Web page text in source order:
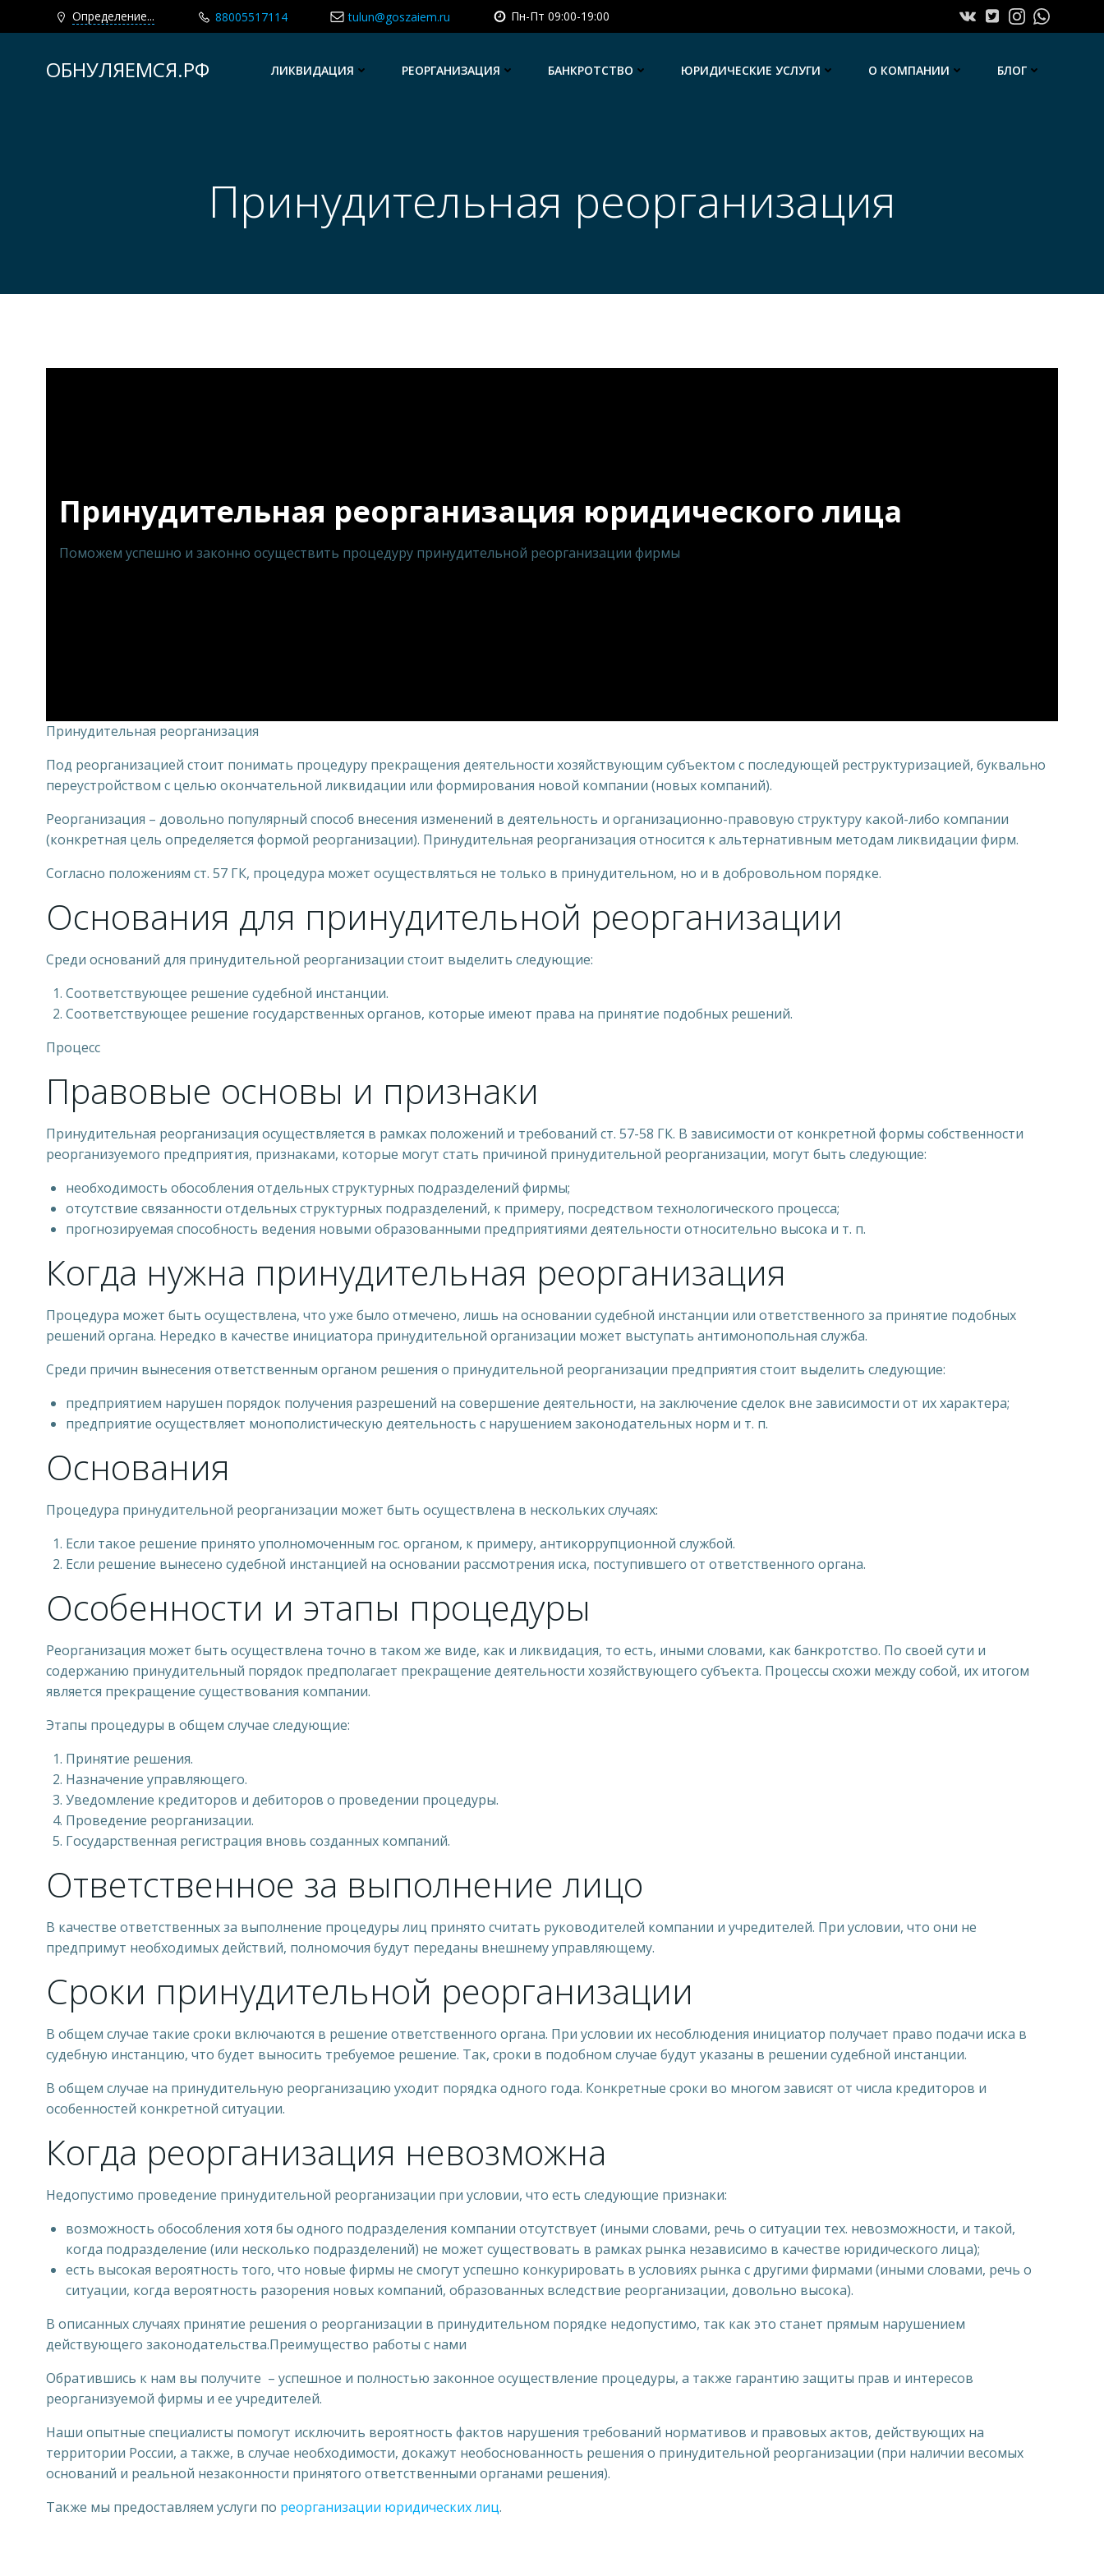
Определение... 88005517114 tulun@goszaiem.ru Пн-Пт 09:00-19:00
содержимомуОБНУЛЯЕМСЯ.РФ ЛИКВИДАЦИЯ РЕОРГАНИЗАЦИЯ БАНКРОТСТВО ЮРИДИЧЕСКИЕ УСЛУГИ О КОМПАНИИ БЛОГ
Принудительная реорганизация
Принудительная реорганизация юридического лица
Поможем успешно и законно осуществить процедуру принудительной реорганизации фирмы
Принудительная реорганизация
Под реорганизацией стоит понимать процедуру прекращения деятельности хозяйствующим субъектом с последующей реструктуризацией, буквально
переустройством с целью окончательной ликвидации или формирования новой компании (новых компаний).
Реорганизация – довольно популярный способ внесения изменений в деятельность и организационно-правовую структуру какой-либо компании
(конкретная цель определяется формой реорганизации). Принудительная реорганизация относится к альтернативным методам ликвидации фирм.
Согласно положениям ст. 57 ГК, процедура может осуществляться не только в принудительном, но и в добровольном порядке.
Основания для принудительной реорганизации
Среди оснований для принудительной реорганизации стоит выделить следующие:
Соответствующее решение судебной инстанции.
Соответствующее решение государственных органов, которые имеют права на принятие подобных решений.
Процесс
Правовые основы и признаки
Принудительная реорганизация осуществляется в рамках положений и требований ст. 57-58 ГК. В зависимости от конкретной формы собственности
реорганизуемого предприятия, признаками, которые могут стать причиной принудительной реорганизации, могут быть следующие:
необходимость обособления отдельных структурных подразделений фирмы;
отсутствие связанности отдельных структурных подразделений, к примеру, посредством технологического процесса;
прогнозируемая способность ведения новыми образованными предприятиями деятельности относительно высока и т. п.
Когда нужна принудительная реорганизация
Процедура может быть осуществлена, что уже было отмечено, лишь на основании судебной инстанции или ответственного за принятие подобных
решений органа. Нередко в качестве инициатора принудительной организации может выступать антимонопольная служба.
Среди причин вынесения ответственным органом решения о принудительной реорганизации предприятия стоит выделить следующие:
предприятием нарушен порядок получения разрешений на совершение деятельности, на заключение сделок вне зависимости от их характера;
предприятие осуществляет монополистическую деятельность с нарушением законодательных норм и т. п.
Основания
Процедура принудительной реорганизации может быть осуществлена в нескольких случаях:
Если такое решение принято уполномоченным гос. органом, к примеру, антикоррупционной службой.
Если решение вынесено судебной инстанцией на основании рассмотрения иска, поступившего от ответственного органа.
Особенности и этапы процедуры
Реорганизация может быть осуществлена точно в таком же виде, как и ликвидация, то есть, иными словами, как банкротство. По своей сути и
содержанию принудительный порядок предполагает прекращение деятельности хозяйствующего субъекта. Процессы схожи между собой, их итогом
является прекращение существования компании.
Этапы процедуры в общем случае следующие:
Принятие решения.
Назначение управляющего.
Уведомление кредиторов и дебиторов о проведении процедуры.
Проведение реорганизации.
Государственная регистрация вновь созданных компаний.
Ответственное за выполнение лицо
В качестве ответственных за выполнение процедуры лиц принято считать руководителей компании и учредителей. При условии, что они не
предпримут необходимых действий, полномочия будут переданы внешнему управляющему.
Сроки принудительной реорганизации
В общем случае такие сроки включаются в решение ответственного органа. При условии их несоблюдения инициатор получает право подачи иска в
судебную инстанцию, что будет выносить требуемое решение. Так, сроки в подобном случае будут указаны в решении судебной инстанции.
В общем случае на принудительную реорганизацию уходит порядка одного года. Конкретные сроки во многом зависят от числа кредиторов и
особенностей конкретной ситуации.
Когда реорганизация невозможна
Недопустимо проведение принудительной реорганизации при условии, что есть следующие признаки:
возможность обособления хотя бы одного подразделения компании отсутствует (иными словами, речь о ситуации тех. невозможности, и такой,
когда подразделение (или несколько подразделений) не может существовать в рамках рынка независимо в качестве юридического лица);
есть высокая вероятность того, что новые фирмы не смогут успешно конкурировать в условиях рынка с другими фирмами (иными словами, речь о
ситуации, когда вероятность разорения новых компаний, образованных вследствие реорганизации, довольно высока).
В описанных случаях принятие решения о реорганизации в принудительном порядке недопустимо, так как это станет прямым нарушением
действующего законодательства.Преимущество работы с нами
Обратившись к нам вы получите – успешное и полностью законное осуществление процедуры, а также гарантию защиты прав и интересов
реорганизуемой фирмы и ее учредителей.
Наши опытные специалисты помогут исключить вероятность фактов нарушения требований нормативов и правовых актов, действующих на
территории России, а также, в случае необходимости, докажут необоснованность решения о принудительной реорганизации (при наличии весомых
оснований и реальной незаконности принятого ответственными органами решения).
Также мы предоставляем услуги по реорганизации юридических лиц.